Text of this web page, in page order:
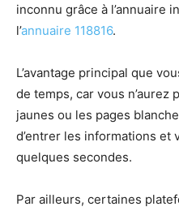
inconnu grâce à l’annuaire
l’annuaire 118816.
L’avantage principal que
de temps, car vous n’aurez
jaunes ou les pages
d’entrer les informations et
quelques secondes.
Par ailleurs, certaines